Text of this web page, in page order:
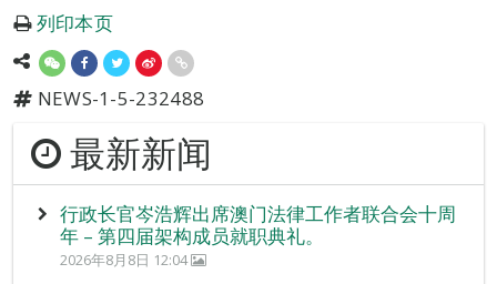
列印本页
NEWS-1-5-232488
最新新闻
行政长官岑浩辉出席澳门法律工作者联合会十周
年 – 第四届架构成员就职典礼。
2026年8月8日 12:04